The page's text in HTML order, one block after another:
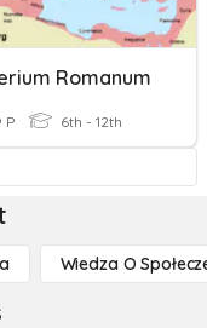
Romanum
P 6th - 12th
Wiedza O